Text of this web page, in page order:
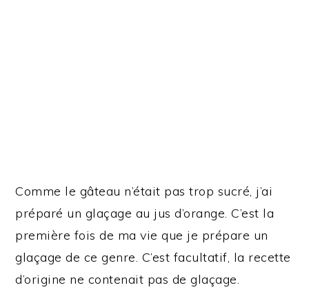
Comme le gâteau n’était pas trop sucré, j’ai
préparé un glaçage au jus d’orange. C’est la
première fois de ma vie que je prépare un
glaçage de ce genre. C’est facultatif, la recette
d’origine ne contenait pas de glaçage.